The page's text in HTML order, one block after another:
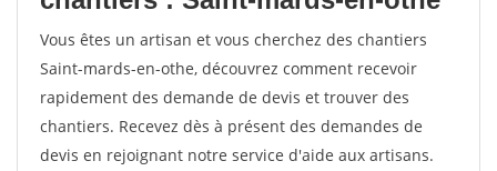
Vous êtes un artisan et vous cherchez des chantiers
Saint-mards-en-othe, découvrez comment recevoir
rapidement des demande de devis et trouver des
chantiers. Recevez dès à présent des demandes de
devis en rejoignant notre service d'aide aux artisans.